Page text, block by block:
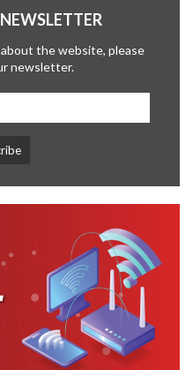
the website, please
newsletter.